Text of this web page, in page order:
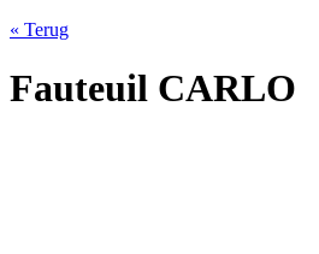
« Terug
Fauteuil CARLO